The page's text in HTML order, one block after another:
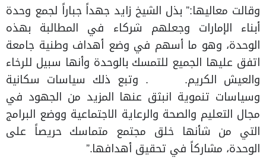
وقالت معاليها:” بذل الشيخ زايد جهداً جباراً لجمع وحدة
أبناء الإمارات وجعلهم شركاء في المطالبة بهذه
الوحدة، وهو ما أسهم في وضع أهداف وطنية جامعة
اتفق عليها الجميع للتمسك بالوحدة وأنها سبيل للرخاء
والعيش الكريم. . وتبع ذلك سياسات سكانية
وسياسات تنموية انبثق عنها المزيد من الجهود في
مجال التعليم والصحة والرعاية الاجتماعية ووضع البرامج
التي من شأنها خلق مجتمع متماسك حريصاً على
الوحدة، مشاركاً في تحقيق أهدافها.”